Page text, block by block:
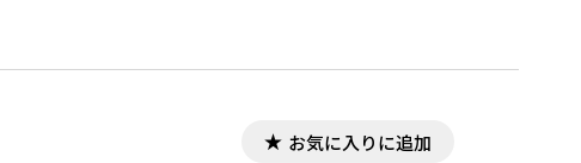
お気に入りに追加